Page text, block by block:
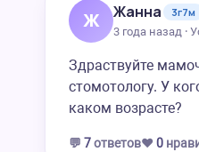
Ж Жанна
3г7м
3 года назад ·
Здраствуйте
стомотологу. У
каком возрасте?
💬 7ответов❤️ 0